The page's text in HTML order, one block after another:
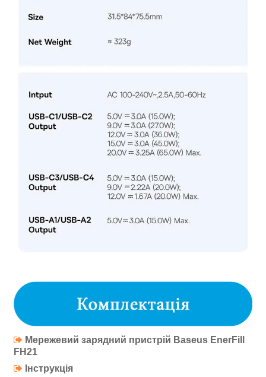
Мережевий зарядний пристрій Baseus EnerFill
FH21
Інструкція